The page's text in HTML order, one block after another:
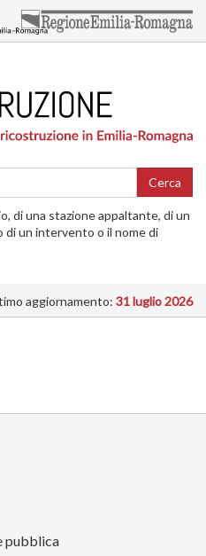
Cerca
di una stazione appaltante, di un
di un intervento o il nome di
aggiornamento: 31 luglio 2026
pubblica